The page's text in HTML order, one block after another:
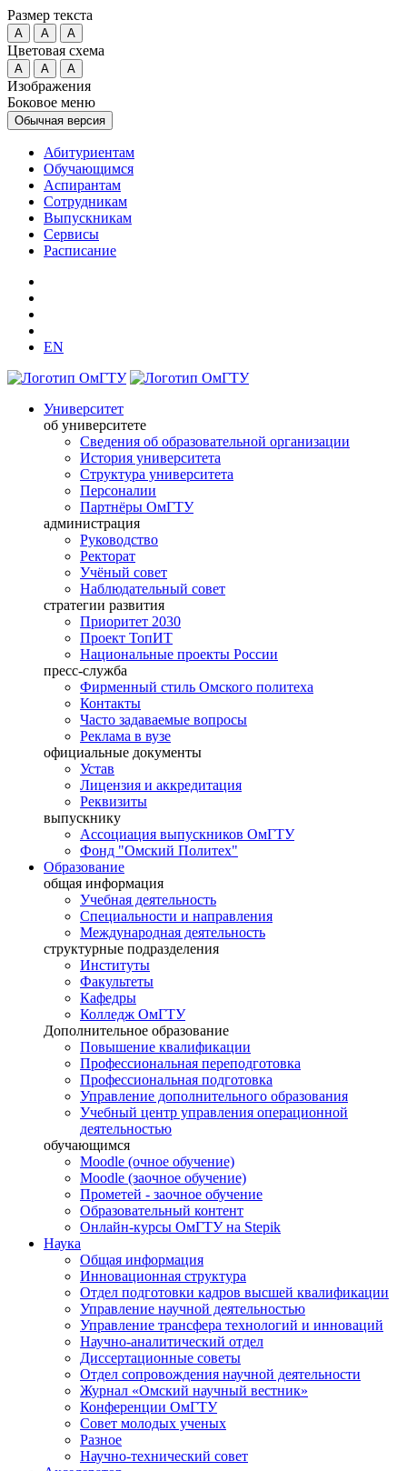
Размер текста
A A A
Цветовая схема
A A A
Изображения
Боковое меню
Обычная версия
Абитуриентам
Обучающимся
Аспирантам
Сотрудникам
Выпускникам
Сервисы
Расписание
EN
Университет
об университете
Сведения об образовательной организации
История университета
Структура университета
Персоналии
Партнёры ОмГТУ
администрация
Руководство
Ректорат
Учёный совет
Наблюдательный совет
стратегии развития
Приоритет 2030
Проект ТопИТ
Национальные проекты России
пресс-служба
Фирменный стиль Омского политеха
Контакты
Часто задаваемые вопросы
Реклама в вузе
официальные документы
Устав
Лицензия и аккредитация
Реквизиты
выпускнику
Ассоциация выпускников ОмГТУ
Фонд "Омский Политех"
Образование
общая информация
Учебная деятельность
Специальности и направления
Международная деятельность
структурные подразделения
Институты
Факультеты
Кафедры
Колледж ОмГТУ
Дополнительное образование
Повышение квалификации
Профессиональная переподготовка
Профессиональная подготовка
Управление дополнительного образования
Учебный центр управления операционной
деятельностью
обучающимся
Moodle (очное обучение)
Moodle (заочное обучение)
Прометей - заочное обучение
Образовательный контент
Онлайн-курсы ОмГТУ на Stepik
Наука
Общая информация
Инновационная структура
Отдел подготовки кадров высшей квалификации
Управление научной деятельностью
Управление трансфера технологий и инноваций
Научно-аналитический отдел
Диссертационные советы
Отдел сопровождения научной деятельности
Журнал «Омский научный вестник»
Конференции ОмГТУ
Совет молодых ученых
Разное
Научно-технический совет